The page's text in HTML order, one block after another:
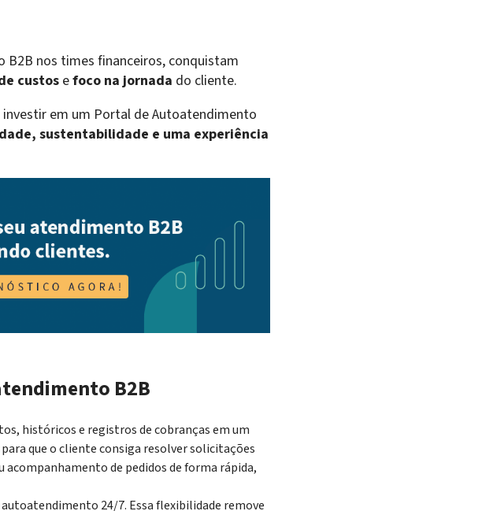
nos times financeiros, conquistam
custos efoco na jornada do cliente.
em um Portal de Autoatendimento
sustentabilidade e uma experiência
B2B
históricos e registros de cobranças em um
que o cliente consiga resolver solicitações
de pedidos de forma rápida,
24/7. Essa flexibilidade remove